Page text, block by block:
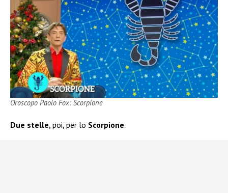
Oroscopo Paolo Fox: Scorpione
Due stelle, poi, per lo Scorpione.